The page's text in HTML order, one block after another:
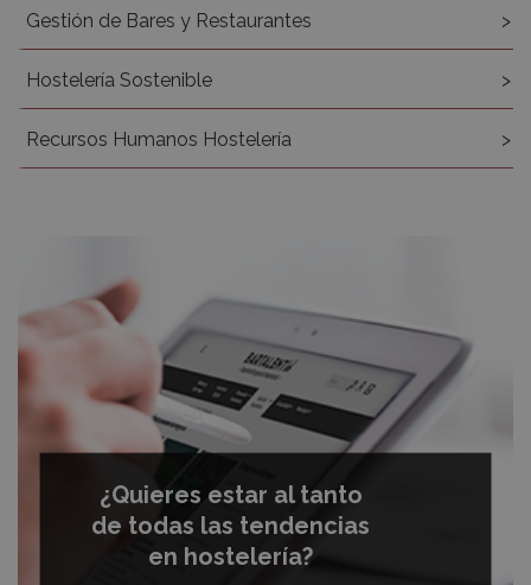
Gestión de Bares y Restaurantes
Hostelería Sostenible
Recursos Humanos Hostelería
¿Quieres estar al tanto
de todas las tendencias
en hostelería?